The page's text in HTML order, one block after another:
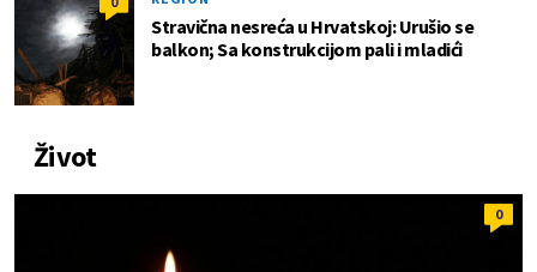
Stravična nesreća u Hrvatskoj: Urušio se
balkon; Sa konstrukcijom pali i mladići
Život
0